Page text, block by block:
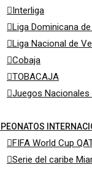
Interliga
Liga Dominicana
Liga Nacional de
Cobaja
TOBACAJA
Juegos Nacionales
FIFA World Cup
Serie del caribe